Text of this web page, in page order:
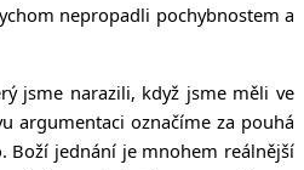
nepropadli pochybnostem a
jsme narazili, když jsme měli ve
argumentaci označíme za pouhá
Boží jednání je mnohem reálnější